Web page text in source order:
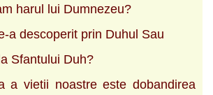
harul lui Dumnezeu?
a descoperit prin Duhul Sau
Sfantului Duh?
a vietii noastre este dobandirea